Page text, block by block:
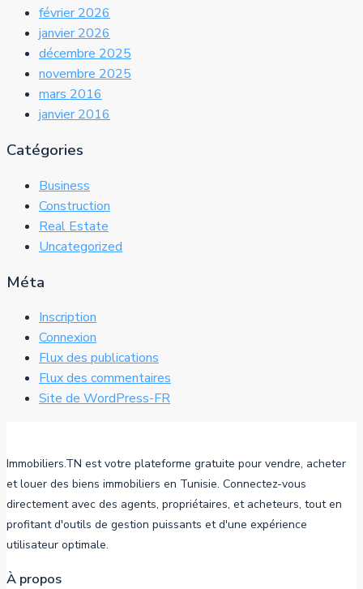
février 2026
janvier 2026
décembre 2025
novembre 2025
mars 2016
janvier 2016
Catégories
Business
Construction
Real Estate
Uncategorized
Méta
Inscription
Connexion
Flux des publications
Flux des commentaires
Site de WordPress-FR
Immobiliers.TN est votre plateforme gratuite pour vendre, acheter
et louer des biens immobiliers en Tunisie. Connectez-vous
directement avec des agents, propriétaires, et acheteurs, tout en
profitant d'outils de gestion puissants et d'une expérience
utilisateur optimale.
À propos